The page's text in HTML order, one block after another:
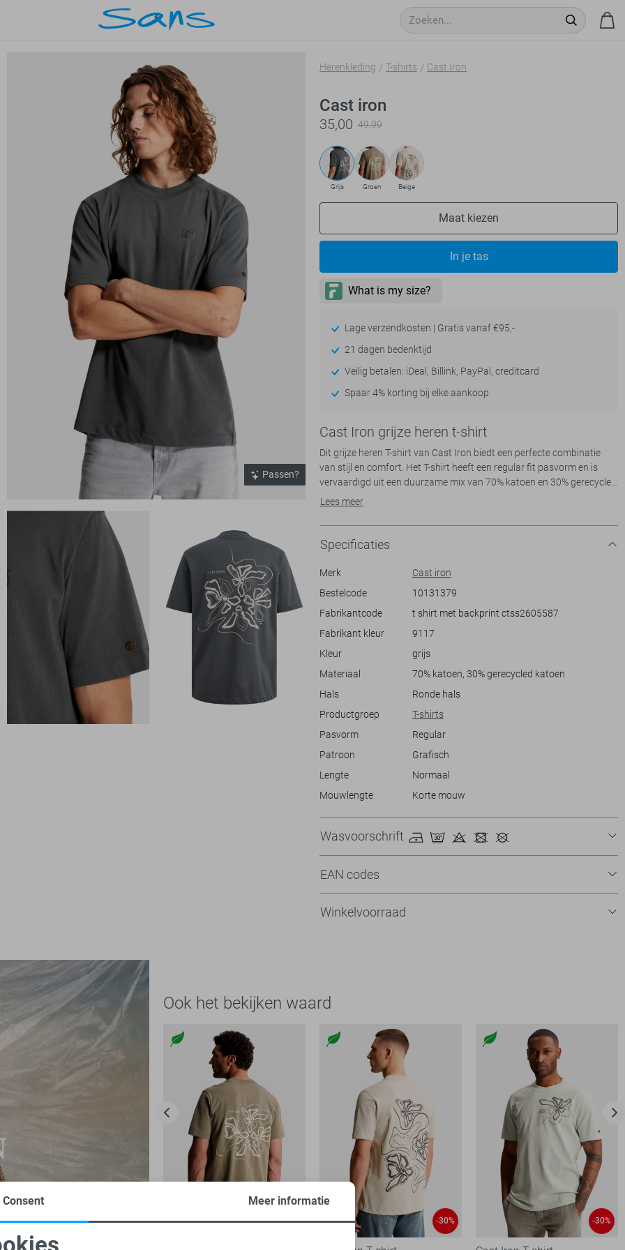
Passen?
Herenkleding T-shirts Cast Iron
Cast iron
35,00 49,99
Grijs Groen Beige
Maat kiezen
In je tas
Lage verzendkosten | Gratis vanaf €95,-
21 dagen bedenktijd
Veilig betalen: iDeal, Billink, PayPal, creditcard
Spaar 4% korting bij elke aankoop
Cast Iron grijze heren t-shirt
Dit grijze heren T-shirt van Cast Iron biedt een perfecte combinatie
van stijl en comfort. Het T-shirt heeft een regular fit pasvorm en is
vervaardigd uit een duurzame mix van 70% katoen en 30% gerecycled
katoen. Het ontwerp valt op door de grafische print op de achterkant,
hals zorgt voor een klassieke touch, terwijl de korte mouwen het
geschikt maken voor zomerse dagen. Dit T-shirt is veelzijdig te dragen,
ideaal voor zowel ontspannen als meer casual gelegenheden.
De Cast Iron branding op de borst geeft een subtiele hint naar het
eenvoudig te combineren met zowel jeans als shorts, waardoor het
een praktische keuze is voor jouw dagelijkse garderobe. Of je nu een
dagje uit plant of gewoon relaxt, dit T-shirt biedt een stijlvolle en
toe aan jouw look.
Lees meer
Specificaties
Merk
Cast iron
Bestelcode
10131379
Fabrikantcode
t shirt met backprint ctss2605587
Fabrikant kleur
9117
Kleur
grijs
Materiaal
70% katoen, 30% gerecycled katoen
Hals
Ronde hals
Productgroep
T-shirts
Pasvorm
Regular
Patroon
Grafisch
Lengte
Normaal
Mouwlengte
Korte mouw
Wasvoorschrift
EAN codes
Winkelvoorraad
Ook het bekijken waard
-30% -30% -30%
Consent Meer informatie